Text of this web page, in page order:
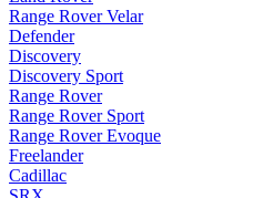
Range Rover Velar
Defender
Discovery
Discovery Sport
Range Rover
Range Rover Sport
Range Rover Evoque
Freelander
Cadillac